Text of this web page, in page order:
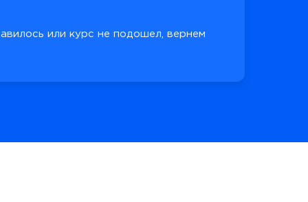
или курс не подошел, вернем